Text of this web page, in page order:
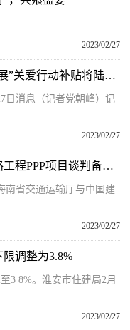
2023/02/27
今日视点：海南今年“暖心留工助发展”关爱行动补贴将陆续发放
日消息（记者党朝峰）记
2023/02/27
世界球精选！海南洋浦疏港高速公路工程PPP项目谈判备忘录签订
南省交通运输厅与中国建
2023/02/27
调整为3.8%
3 8%。淮安市住建局2月
2023/02/27